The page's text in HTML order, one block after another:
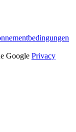
Google Privacy